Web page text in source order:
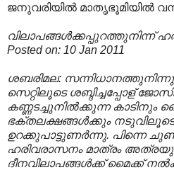
ജനുവരിയിൽ മാതൃഭൂമിയിൽ
വിലാപങ്ങള്‍ക്കപ്പുറത്തുനിന്ന്
Posted on: 10 Jan 2011
ശബരിമല:
സെറ്റിലൂടെ ശബ്ദിച്ചപ്പോള്
കണ്ണടച്ചുനില്‍ക്കുന്ന കാടിനും
ഭക്തലക്ഷങ്ങള്‍ക്കും
ഉറക്കുപാട്ടുണര്‍ന്നു. പിന്നെ
ഹരിവരാസനം മാത്രം
ദീനവിലാപങ്ങള്‍ക്ക് മൈക്ക്